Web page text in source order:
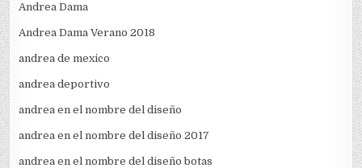
Andrea Dama
Andrea Dama Verano 2018
andrea de mexico
andrea deportivo
andrea en el nombre del diseño
andrea en el nombre del diseño 2017
andrea en el nombre del diseño botas